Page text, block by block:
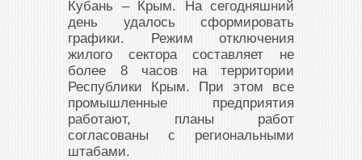
Кубань – Крым. На сегодняшний
день удалось сформировать
графики. Режим отключения
жилого сектора составляет не
более 8 часов на территории
Республики Крым. При этом все
промышленные предприятия
работают, планы работ
согласованы с региональными
штабами.